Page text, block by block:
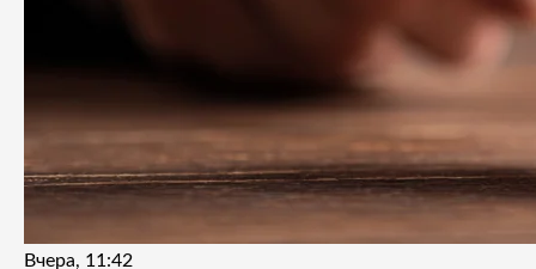
Вчера, 11:42